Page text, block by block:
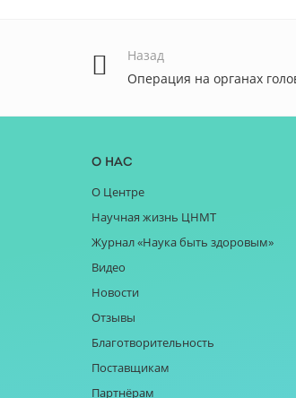
Назад
Операция на органах
О нас
О Центре
Научная жизнь ЦНМТ
Журнал «Наука быть здоровым»
Видео
Новости
Отзывы
Благотворительность
Поставщикам
Партнёрам